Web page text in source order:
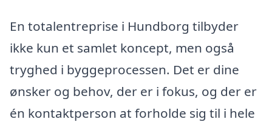
En totalentreprise i Hundborg tilbyder
ikke kun et samlet koncept, men også
tryghed i byggeprocessen. Det er dine
ønsker og behov, der er i fokus, og der er
én kontaktperson at forholde sig til i hele